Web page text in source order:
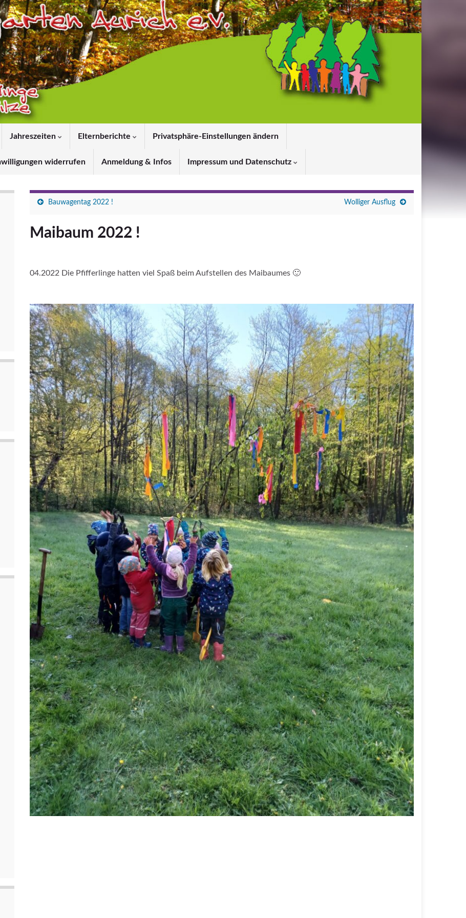
Jahreszeiten Elternberichte Privatsphäre-Einstellungen ändern
widerrufen Anmeldung & Infos Impressum und Datenschutz
Bauwagentag 2022 ! Wolliger Ausflug
Maibaum 2022 !
04.2022 Die Pfifferlinge hatten viel Spaß beim Aufstellen des Maibaumes 🙂